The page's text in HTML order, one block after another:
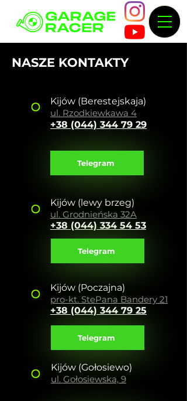
NASZE KONTAKTY
Kijów (Berestejskaja)
ul. Rzodkiewkawa 4
+38 (044) 344 79 29
Telegram
Kijów (lewy brzeg)
ul. Grodnieńska 32A
+38 (044) 334 54 53
Telegram
Kijów (Poczajna)
pro-kt. StePana Bandery 21
+38 (044) 344 79 25
Telegram
Kijów (Gołosiewo)
ul. Gołosiewska, 9